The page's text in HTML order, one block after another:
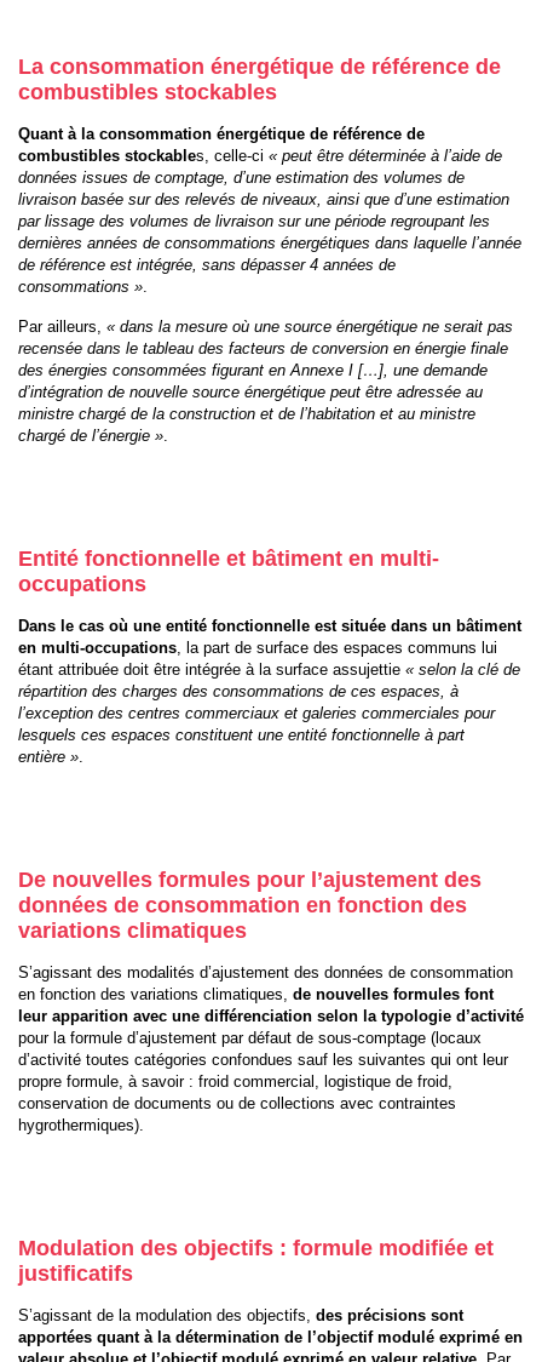
La consommation énergétique de référence de
combustibles stockables
Quant à la consommation énergétique de référence de
combustibles stockables, celle-ci « peut être déterminée à l’aide de
données issues de comptage, d’une estimation des volumes de
livraison basée sur des relevés de niveaux, ainsi que d’une estimation
par lissage des volumes de livraison sur une période regroupant les
dernières années de consommations énergétiques dans laquelle l’année
de référence est intégrée, sans dépasser 4 années de
consommations ».
Par ailleurs, « dans la mesure où une source énergétique ne serait pas
recensée dans le tableau des facteurs de conversion en énergie finale
des énergies consommées figurant en Annexe I […], une demande
d’intégration de nouvelle source énergétique peut être adressée au
ministre chargé de la construction et de l’habitation et au ministre
chargé de l’énergie ».
Entité fonctionnelle et bâtiment en multi-
occupations
Dans le cas où une entité fonctionnelle est située dans un bâtiment
en multi-occupations, la part de surface des espaces communs lui
étant attribuée doit être intégrée à la surface assujettie « selon la clé de
répartition des charges des consommations de ces espaces, à
l’exception des centres commerciaux et galeries commerciales pour
lesquels ces espaces constituent une entité fonctionnelle à part
entière ».
De nouvelles formules pour l’ajustement des
données de consommation en fonction des
variations climatiques
S’agissant des modalités d’ajustement des données de consommation
en fonction des variations climatiques, de nouvelles formules font
leur apparition avec une différenciation selon la typologie d’activité
pour la formule d’ajustement par défaut de sous-comptage (locaux
d’activité toutes catégories confondues sauf les suivantes qui ont leur
propre formule, à savoir : froid commercial, logistique de froid,
conservation de documents ou de collections avec contraintes
hygrothermiques).
Modulation des objectifs : formule modifiée et
justificatifs
S’agissant de la modulation des objectifs, des précisions sont
apportées quant à la détermination de l’objectif modulé exprimé en